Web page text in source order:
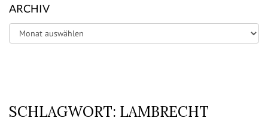
ARCHIV
Archiv
SCHLAGWORT: LAMBRECHT